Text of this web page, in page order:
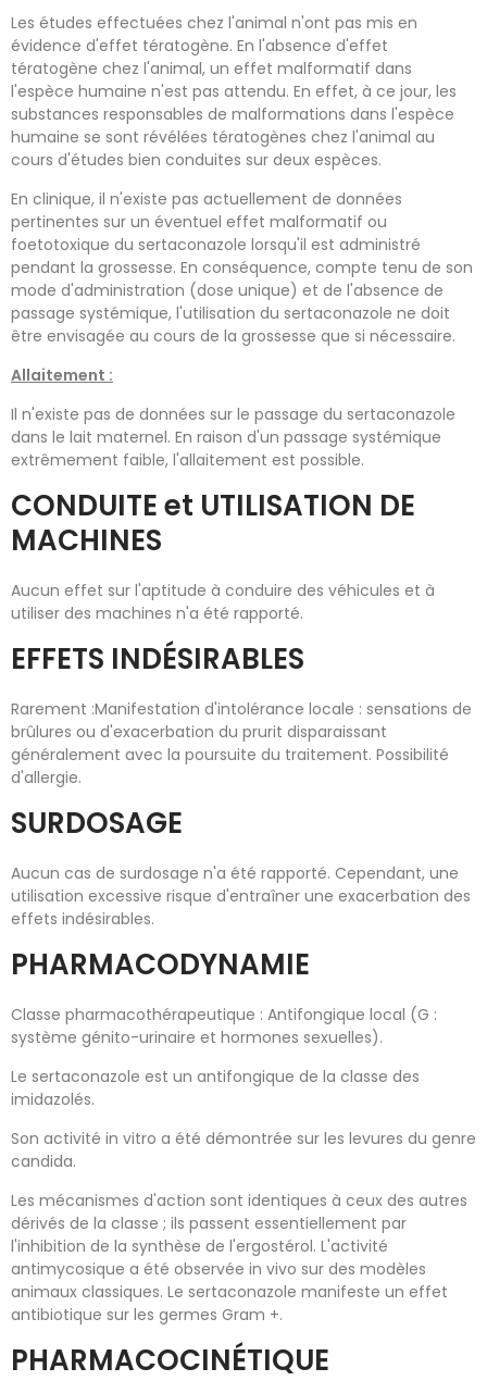
Les études effectuées chez l'animal n'ont pas mis en
évidence d'effet tératogène. En l'absence d'effet
tératogène chez l'animal, un effet malformatif dans
l'espèce humaine n'est pas attendu. En effet, à ce jour, les
substances responsables de malformations dans l'espèce
humaine se sont révélées tératogènes chez l'animal au
cours d'études bien conduites sur deux espèces.
En clinique, il n'existe pas actuellement de données
pertinentes sur un éventuel effet malformatif ou
foetotoxique du sertaconazole lorsqu'il est administré
pendant la grossesse. En conséquence, compte tenu de son
mode d'administration (dose unique) et de l'absence de
passage systémique, l'utilisation du sertaconazole ne doit
être envisagée au cours de la grossesse que si nécessaire.
Allaitement :
Il n'existe pas de données sur le passage du sertaconazole
dans le lait maternel. En raison d'un passage systémique
extrêmement faible, l'allaitement est possible.
CONDUITE et UTILISATION DE
MACHINES
Aucun effet sur l'aptitude à conduire des véhicules et à
utiliser des machines n'a été rapporté.
EFFETS INDÉSIRABLES
Rarement :Manifestation d'intolérance locale : sensations de
brûlures ou d'exacerbation du prurit disparaissant
généralement avec la poursuite du traitement. Possibilité
d'allergie.
SURDOSAGE
Aucun cas de surdosage n'a été rapporté. Cependant, une
utilisation excessive risque d'entraîner une exacerbation des
effets indésirables.
PHARMACODYNAMIE
Classe pharmacothérapeutique : Antifongique local (G :
système génito-urinaire et hormones sexuelles).
Le sertaconazole est un antifongique de la classe des
imidazolés.
Son activité in vitro a été démontrée sur les levures du genre
candida.
Les mécanismes d'action sont identiques à ceux des autres
dérivés de la classe ; ils passent essentiellement par
l'inhibition de la synthèse de l'ergostérol. L'activité
antimycosique a été observée in vivo sur des modèles
animaux classiques. Le sertaconazole manifeste un effet
antibiotique sur les germes Gram +.
PHARMACOCINÉTIQUE